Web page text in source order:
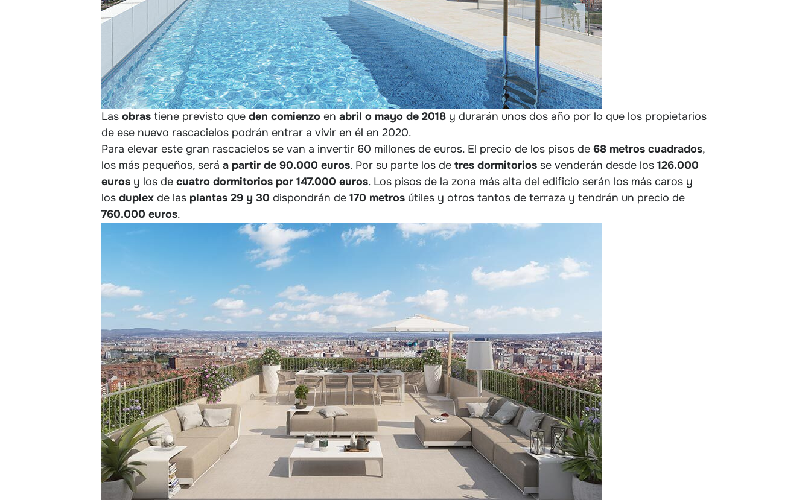
Las obras tiene previsto que den comienzo en abril o mayo de 2018 y durarán unos dos año por lo que los propietarios
de ese nuevo rascacielos podrán entrar a vivir en él en 2020.
Para elevar este gran rascacielos se van a invertir 60 millones de euros. El precio de los pisos de 68 metros cuadrados,
los más pequeños, será a partir de 90.000 euros. Por su parte los de tres dormitorios se venderán desde los 126.000
euros y los de cuatro dormitorios por 147.000 euros. Los pisos de la zona más alta del edificio serán los más caros y
los duplex de las plantas 29 y 30 dispondrán de 170 metros útiles y otros tantos de terraza y tendrán un precio de
760.000 euros.